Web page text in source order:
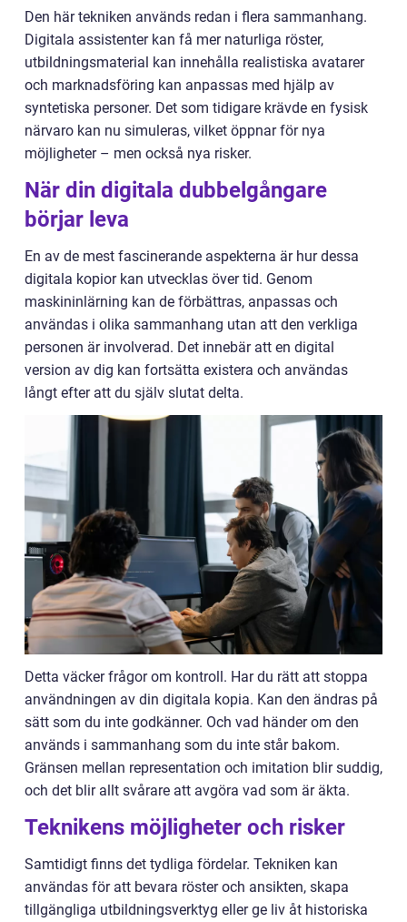
Den här tekniken används redan i flera sammanhang.
Digitala assistenter kan få mer naturliga röster,
utbildningsmaterial kan innehålla realistiska avatarer
och marknadsföring kan anpassas med hjälp av
syntetiska personer. Det som tidigare krävde en fysisk
närvaro kan nu simuleras, vilket öppnar för nya
möjligheter – men också nya risker.
När din digitala dubbelgångare
börjar leva
En av de mest fascinerande aspekterna är hur dessa
digitala kopior kan utvecklas över tid. Genom
maskininlärning kan de förbättras, anpassas och
användas i olika sammanhang utan att den verkliga
personen är involverad. Det innebär att en digital
version av dig kan fortsätta existera och användas
långt efter att du själv slutat delta.
Detta väcker frågor om kontroll. Har du rätt att stoppa
användningen av din digitala kopia. Kan den ändras på
sätt som du inte godkänner. Och vad händer om den
används i sammanhang som du inte står bakom.
Gränsen mellan representation och imitation blir suddig,
och det blir allt svårare att avgöra vad som är äkta.
Teknikens möjligheter och risker
Samtidigt finns det tydliga fördelar. Tekniken kan
användas för att bevara röster och ansikten, skapa
tillgängliga utbildningsverktyg eller ge liv åt historiska